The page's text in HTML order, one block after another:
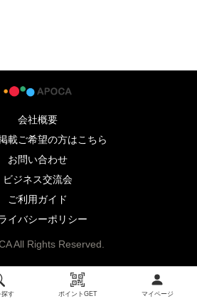
探す ポイントGET マイページ
会社概要
載ご希望の方はこちら
お問い合わせ
ビジネス交流会
ご利用ガイド
イバシーポリシー
All Rights Reserved.